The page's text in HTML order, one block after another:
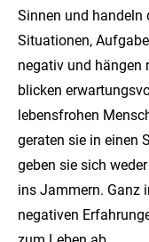
Sinnen und handeln
Situationen,
negativ und hängen
blicken
lebensfrohen
geraten sie in einen
geben sie sich
ins Jammern. Ganz
negativen